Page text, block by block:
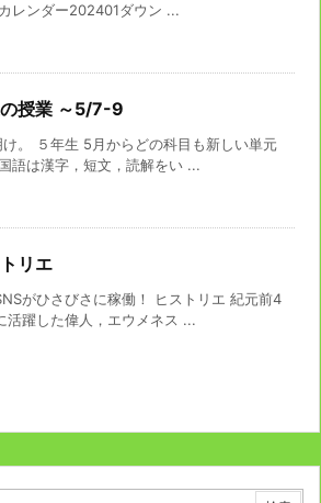
レンダー202401ダウン ...
授業 ～5/7-9
け。 ５年生 5月からどの科目も新しい単元
語は漢字，短文，読解をい ...
リエ
がひさびさに稼働！ ヒストリエ 紀元前4
活躍した偉人，エウメネス ...